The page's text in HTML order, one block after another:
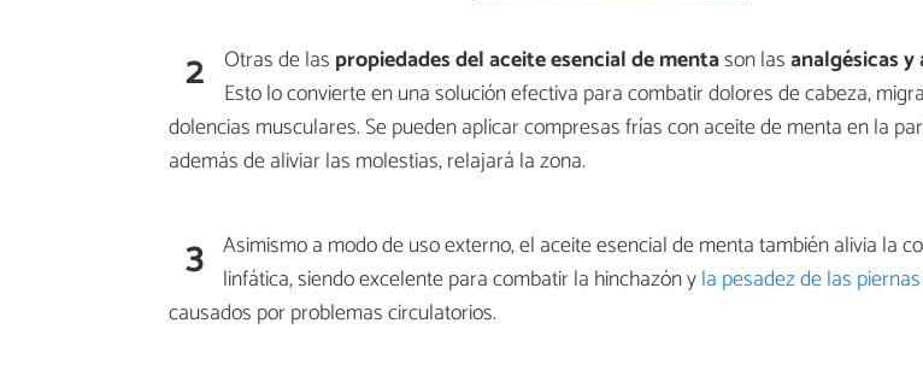
2 Otras de las propiedades del aceite esencial de mentason lasanalgésicas
Esto lo convierte en una solución efectiva para combatir dolores de cabeza,
dolencias musculares. Se pueden aplicar compresas frías con aceite de menta en la
además de aliviar las molestias, relajará la zona.
3 Asimismo a modo de uso externo, el aceite esencial de menta también alivia la
linfática, siendo excelente para combatir la hinchazón yla pesadez de las piernas
causados por problemas circulatorios.